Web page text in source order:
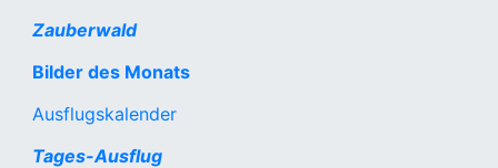
Zauberwald
Bilder des Monats
Ausflugskalender
Tages-Ausflug